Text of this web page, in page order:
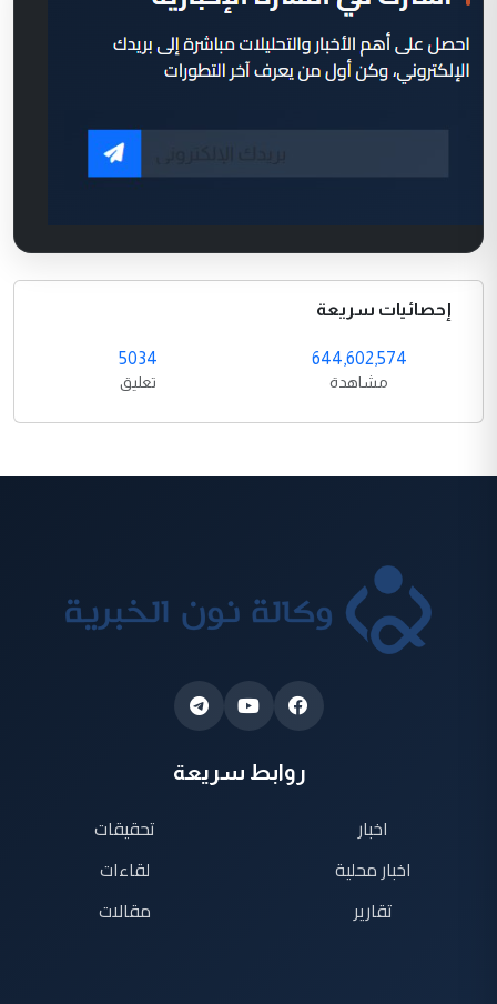
إحصائيات سريعة
644,602,574
مشاهدة
5034
تعليق
روابط سريعة
اخبار
اخبار محلية
تقارير
تحقيقات
لقاءات
مقالات